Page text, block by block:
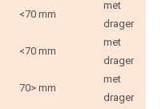
<70 mm
met
drager
<70 mm
met
drager
70> mm
met
drager